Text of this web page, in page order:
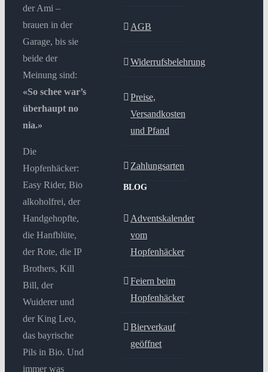
der Ami –
brauen in der
Garage, bis sie
beide der
Meinung sind:
«So schee war’s
überhaupt no
nia.»
Die
Hopfenhäcker:
Easy Rider, Bio
alkoholfrei, der
Handgehopfte,
die Hanfblüte,
der Rote, die IP
Brothers, Kill
Bill, der
Wuiderer und
der King Leo,
das bayrische
Pils in Bio. Und
immer was
AGB
Widerrufsbelehrung
Preise,
Versandkosten
und Pfand
Zahlungsarten
BLOG
Adventskalender
vom
Hopfenhäcker
Feiern beim
Hopfenhäcker
Bierverkauf
geöffnet